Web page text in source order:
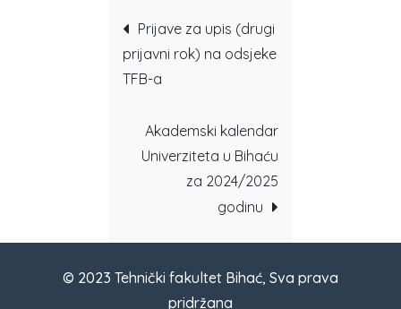
Post
navigation
Prijave za upis (drugi
prijavni rok) na odsjeke
TFB-a
Akademski kalendar
Univerziteta u Bihaću
za 2024/2025
godinu
© 2023 Tehnički fakultet Bihać, Sva prava
pridržana